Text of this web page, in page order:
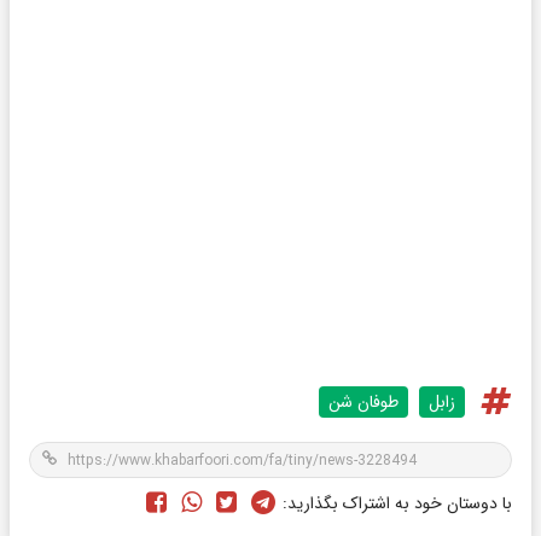
زابل طوفان شن
با دوستان خود به اشتراک بگذارید: